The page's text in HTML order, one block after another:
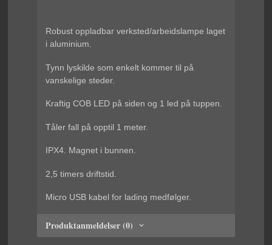
Robust oppladbar verksted/arbeidslampe laget
i aluminium.
Tynn lyskilde som enkelt kommer til på
vanskelige steder.
Kraftig COB LED på siden og 1 led på tuppen.
Tåler fall på opptil 1 meter.
IPX4. Magnet i bunnen.
2,5 timers driftstid.
Micro USB kabel for lading medfølger.
Produktanmeldelser (0)